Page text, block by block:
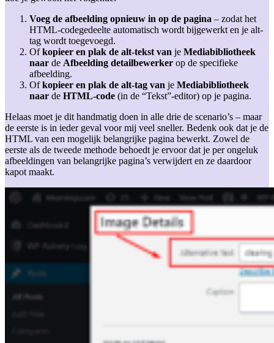
Voeg de afbeelding opnieuw in op de pagina – zodat het
HTML-codegedeelte automatisch wordt bijgewerkt en je alt-
tag wordt toegevoegd.
Ofkopieer en plak de alt-tekst van je Mediabibliotheek
naar de Afbeelding detailbewerker op de specifieke
afbeelding.
Ofkopieer en plak de alt-tag van je Mediabibliotheek
naar de HTML-code (in de “Tekst”-editor) op je pagina.
Helaas moet je dit handmatig doen in alle drie de scenario’s – maar
de eerste is in ieder geval voor mij veel sneller. Bedenk ook dat je de
HTML van een mogelijk belangrijke pagina bewerkt. Zowel de
eerste als de tweede methode behoedt je ervoor dat je per ongeluk
afbeeldingen van belangrijke pagina’s verwijdert en ze daardoor
kapot maakt.